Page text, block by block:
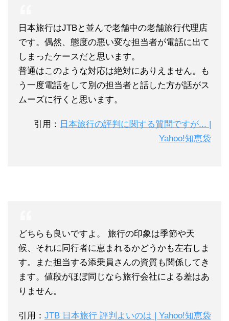
日本旅行はJTBと並んで老舗中の老舗旅行代理店
です。偶然、態度の悪い変な担当者が電話に出て
しまったケースだと思います。
普通はこのような対応は絶対にありえません。も
う一度電話をして別の担当者と話した方が話がス
ムーズに行くと思います。
引用： 日本旅行の評判に関する質問ですが... |
Yahoo!知恵袋
どちらも良いですよ。 旅行の印象は季節や天
候、それに同行者に恵まれるかどうかも左右しま
す。また担当する添乗員さんの資質も関係してき
ます。値段がほぼ同じなら旅行会社による差はあ
りません。
引用： JTB 日本旅行 評判よいのは | Yahoo!知恵袋